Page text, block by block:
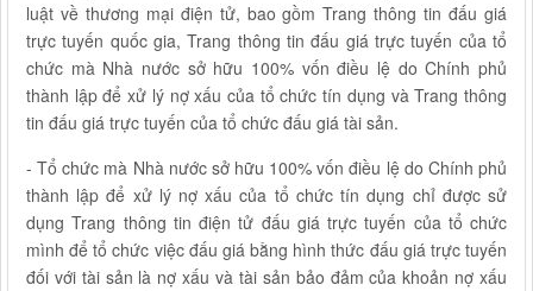
luật về thương mại điện tử, bao gồm Trang thông tin đấu giá
trực tuyến quốc gia, Trang thông tin đấu giá trực tuyến của tổ
chức mà Nhà nước sở hữu 100% vốn điều lệ do Chính phủ
thành lập để xử lý nợ xấu của tổ chức tín dụng và Trang thông
tin đấu giá trực tuyến của tổ chức đấu giá tài sản.
- Tổ chức mà Nhà nước sở hữu 100% vốn điều lệ do Chính phủ
thành lập để xử lý nợ xấu của tổ chức tín dụng chỉ được sử
dụng Trang thông tin điện tử đấu giá trực tuyến của tổ chức
mình để tổ chức việc đấu giá bằng hình thức đấu giá trực tuyến
đối với tài sản là nợ xấu và tài sản bảo đảm của khoản nợ xấu